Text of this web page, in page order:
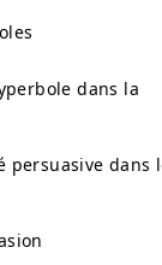
dans la
persuasive dans